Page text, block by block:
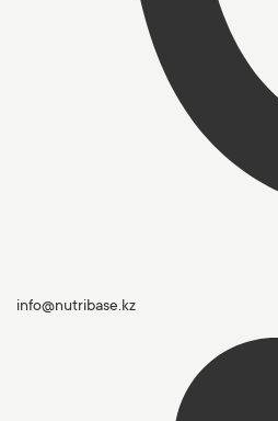
info@nutribase.kz